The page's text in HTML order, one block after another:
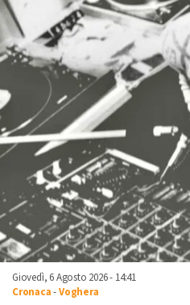
Giovedì, 6 Agosto 2026 - 14:41
Cronaca-Voghera